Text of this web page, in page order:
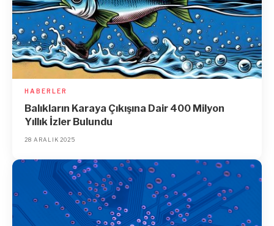
HABERLER
Balıkların Karaya Çıkışına Dair 400 Milyon
Yıllık İzler Bulundu
28 ARALIK 2025